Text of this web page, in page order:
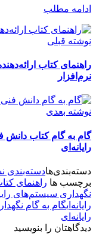
ادامه مطلب
نوشته قبلی
راهنمای کتاب
نرم‌افزار
نوشته بعدی
رایانه‌ای
دسته‌بندی‌هادسته‌بندی
برچسب ها راهنمای
نگهداری سیستم‌های
رایانه‌ایگام به گام
رایانه‌ای
دیدگاهتان را بنویسید